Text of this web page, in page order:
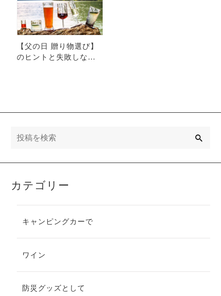
【父の日 贈り物選び】
のヒントと失敗しない
カテゴリー
キャンピングカーで
ワイン
防災グッズとして